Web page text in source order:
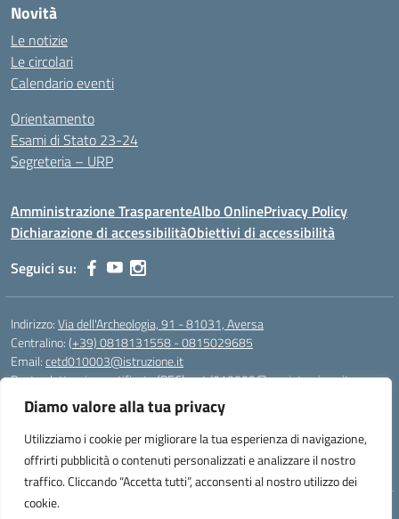
Diamo valore alla tua privacy
Utilizziamo i cookie per migliorare la tua esperienza di navigazione,
offrirti pubblicità o contenuti personalizzati e analizzare il nostro
traffico. Cliccando “Accetta tutti”, acconsenti al nostro utilizzo dei
cookie.
Novità
Le notizie
Le circolari
Calendario eventi
Orientamento
Esami di Stato 23-24
Segreteria – URP
Amministrazione TrasparenteAlbo OnlinePrivacy Policy
Dichiarazione di accessibilitàObiettivi di accessibilità
Seguici su:
Indirizzo:Via dell'Archeologia, 91 - 81031, Aversa
Centralino:(+39) 0818131558 - 0815029685
Email:cetd010003@istruzione.it
Posta elettronica certificata (PEC):cetd010003@pec.istruzione.it
Codice fiscale: 81000710616
Codice meccanografico:
cetd010003
Codice unico di fatturazione (CUF): UFWLRQ